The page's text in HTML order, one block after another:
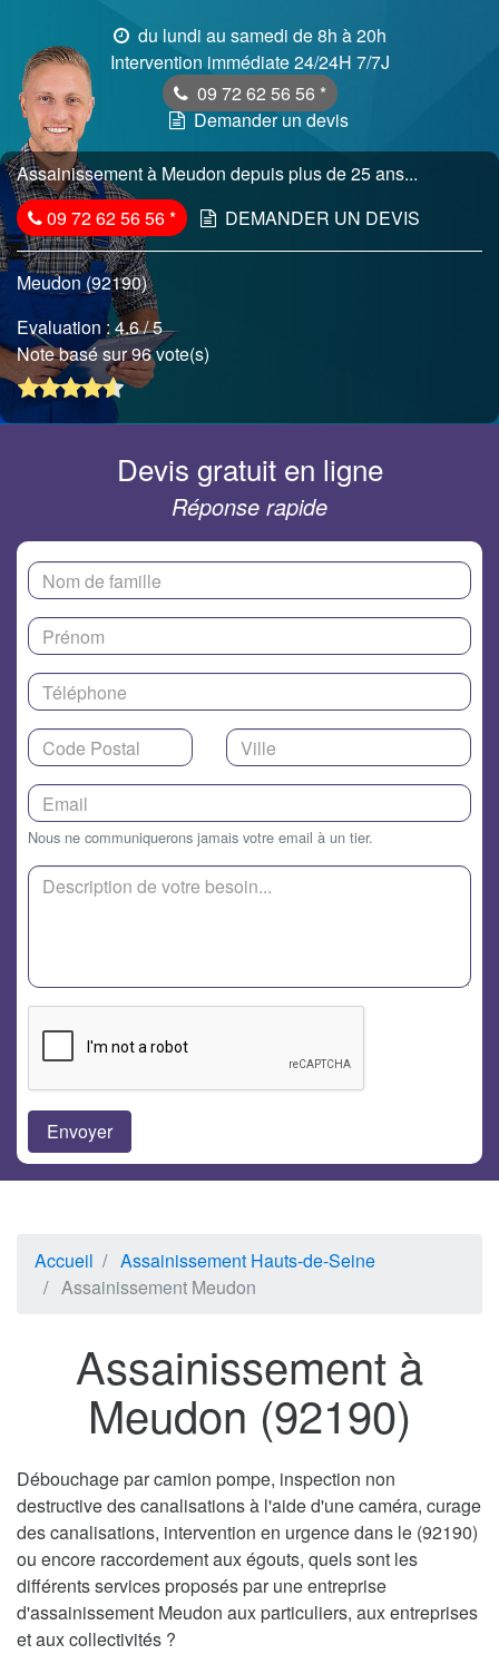
du lundi au samedi de 8h à 20h
Intervention immédiate 24/24H 7/7J
09 72 62 56 56 *
Demander un devis
Assainissement à Meudon depuis plus de 25 ans...
09 72 62 56 56* DEMANDER UN DEVIS
Meudon (92190)
Evaluation :4.6/ 5
Note basé sur 96 vote(s)
Devis gratuit en ligne
Réponse rapide
Nous ne communiquerons jamais votre email à un tier.
Accueil
Assainissement Hauts-de-Seine
Assainissement Meudon
Assainissement à
Meudon (92190)
Débouchage par camion pompe, inspection non
destructive des canalisations à l'aide d'une caméra, curage
des canalisations, intervention en urgence dans le (92190)
ou encore raccordement aux égouts, quels sont les
différents services proposés par une entreprise
d'assainissement Meudon aux particuliers, aux entreprises
et aux collectivités ?